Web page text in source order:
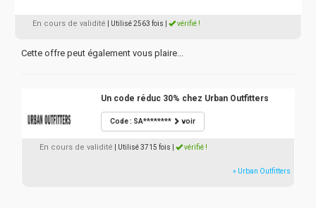
En cours de validité | Utilisé 2563 fois vérifié !
Cette offre peut également vous plaire...
Un code réduc 30% chez Urban Outfitters
Code : SA******** voir
En cours de validité | Utilisé 3715 fois vérifié !
» Urban Outfitters